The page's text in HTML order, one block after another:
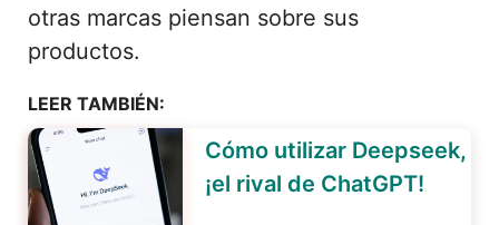
otras marcas piensan sobre sus
productos.
LEER TAMBIÉN:
Cómo utilizar Deepseek,
¡el rival de ChatGPT!